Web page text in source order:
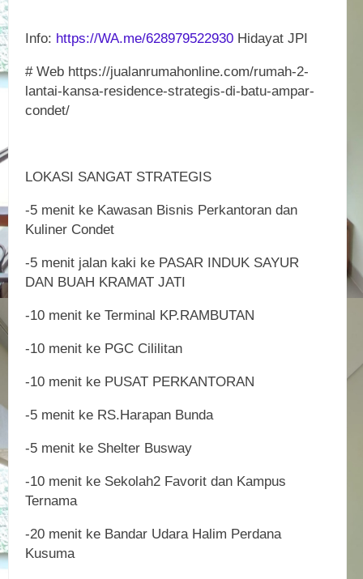
Info: https://WA.me/628979522930 Hidayat JPI
# Web https://jualanrumahonline.com/rumah-2-
lantai-kansa-residence-strategis-di-batu-ampar-
condet/
LOKASI SANGAT STRATEGIS
-5 menit ke Kawasan Bisnis Perkantoran dan
Kuliner Condet
-5 menit jalan kaki ke PASAR INDUK SAYUR
DAN BUAH KRAMAT JATI
-10 menit ke Terminal KP.RAMBUTAN
-10 menit ke PGC Cililitan
-10 menit ke PUSAT PERKANTORAN
-5 menit ke RS.Harapan Bunda
-5 menit ke Shelter Busway
-10 menit ke Sekolah2 Favorit dan Kampus
Ternama
-20 menit ke Bandar Udara Halim Perdana
Kusuma